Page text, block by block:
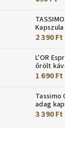
2 390 Ft
L'OR
őrölt
1 690 Ft
Tassimo
adag
3 390 Ft